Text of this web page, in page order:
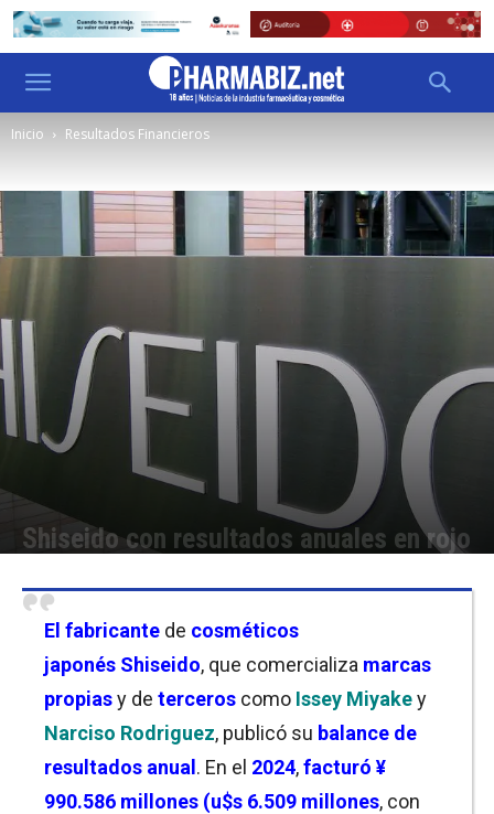
Inicio Resultados Financieros
Shiseido con resultados anuales en rojo
El fabricante de cosméticos
japonés Shiseido, que comercializa marcas
propiasy de terceros como Issey Miyakey
Narciso Rodriguez, publicó su balance de
resultados anual . En el 2024,facturó ¥
990.586 millones (u$s 6.509 millones, con